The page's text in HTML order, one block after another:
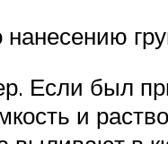
Если был
и